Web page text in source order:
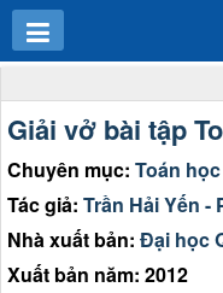
Giải vở bài tập
Chuyên mục: Toán học
Tác giả: Trần Hải Yến -
Nhà xuất bản: Đại học
Xuất bản năm: 2012